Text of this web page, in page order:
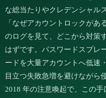
な総当たりやクレデンシャル
「なぜアカウントロックが
のログを見て、どこから対策
はずです。パスワードスプレ
ードを大量アカウントへ低速
目立つ失敗急増を避けながら
2018 年の注意喚起で、この